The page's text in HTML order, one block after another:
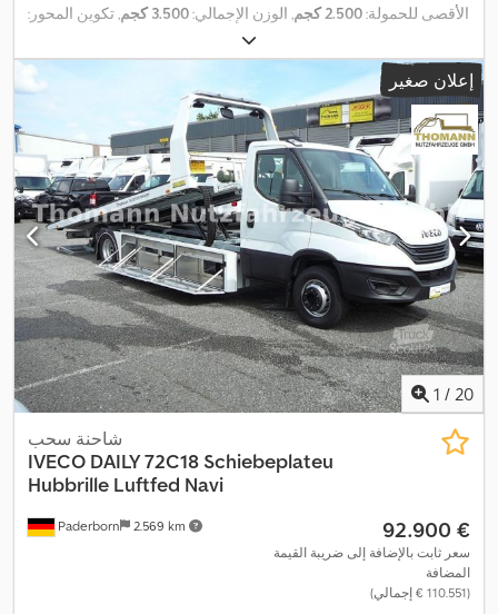
الأقصى للحمولة:2.500 كجم , الوزن الإجمالي:3.500 كجم
, تكوين المحور:
5.800 مم
مم, مقاس الإطار:10, سنة الصنع:2026 ,
إعلان صغير
1 / 20
Paderborn 2.569 km
شاحنة سحب
IVECO DAILY 72C18 Schiebeplateu
Hubbrille Luftfed Navi
‏92.900 €
سعر ثابت بالإضافة إلى ضريبة القيمة
المضافة
(‏110.551 € إجمالي)